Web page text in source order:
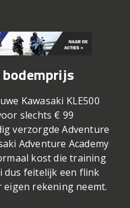
Kawasaki KLE500
slechts € 99
verzorgde Adventure
Adventure Academy
kost die training
dus feitelijk een flink
rekening neemt.